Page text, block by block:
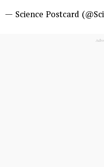
— Science Postcard